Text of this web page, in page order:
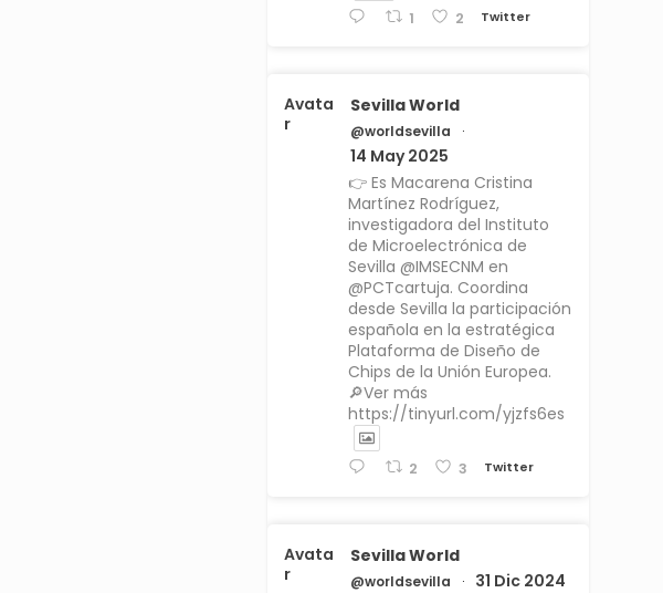
1 2 Twitter
Avata
r
Sevilla World
@worldsevilla ·
14 May 2025
👉 Es Macarena Cristina
Martínez Rodríguez,
investigadora del Instituto
de Microelectrónica de
Sevilla @IMSECNM en
@PCTcartuja. Coordina
desde Sevilla la participación
española en la estratégica
Plataforma de Diseño de
Chips de la Unión Europea.
🔎Ver más
https://tinyurl.com/yjzfs6es
2 3 Twitter
Avata
r
Sevilla World
@worldsevilla ·
31 Dic 2024